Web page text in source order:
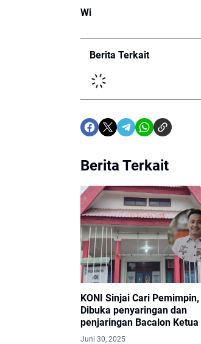
Wi
Berita Terkait
Berita Terkait
KONI Sinjai Cari Pemimpin,
Dibuka penyaringan dan
penjaringan Bacalon Ketua
ini Jadwalnya
Juni 30, 2025